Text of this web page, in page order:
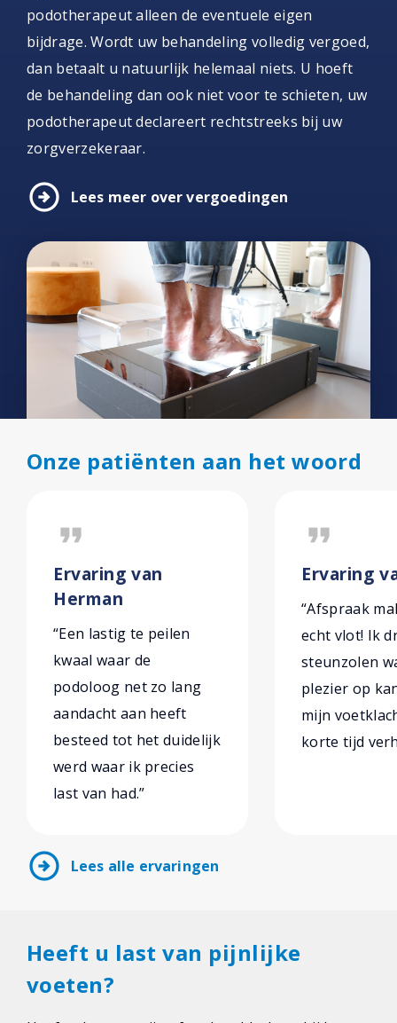
podotherapeut alleen de eventuele eigen
bijdrage. Wordt uw behandeling volledig vergoed,
dan betaalt u natuurlijk helemaal niets. U hoeft
de behandeling dan ook niet voor te schieten, uw
podotherapeut declareert rechtstreeks bij uw
zorgverzekeraar.
arrow_circle_right Lees meer over vergoedingen
Onze patiënten aan het woord
format_quote
Ervaring van
Herman
“Een lastig te peilen
kwaal waar de
podoloog net zo lang
aandacht aan heeft
besteed tot het duidelijk
werd waar ik precies
last van had.”
format_quote
Ervaring
“Afspraak
echt vlot! Ik
steunzolen
plezier op
mijn
korte tijd
arrow_circle_right Lees alle ervaringen
Heeft u last van pijnlijke
voeten?